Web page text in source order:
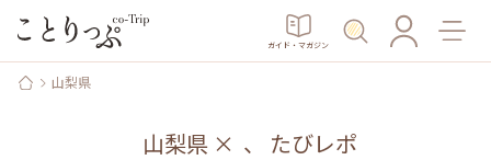
ガイド・マガジン
山梨県
山梨県 × 、 たびレポ